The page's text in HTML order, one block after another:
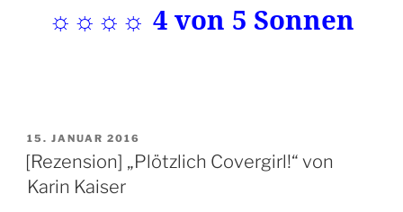
☼☼☼☼ 4 von 5 Sonnen
VERÖFFENTLICHT
AM
15. JANUAR 2016
[Rezension] „Plötzlich Covergirl!“ von
Karin Kaiser